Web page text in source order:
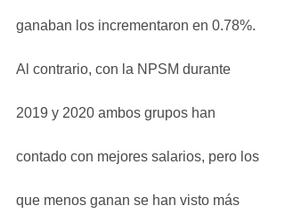
ganaban los incrementaron en 0.78%.
Al contrario, con la NPSM durante
2019 y 2020 ambos grupos han
contado con mejores salarios, pero los
que menos ganan se han visto más